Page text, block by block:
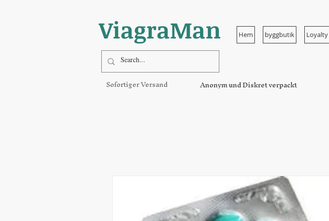
ViagraMan Hem byggbutik Loyalty
Sofortiger Versand Anonym und Diskret verpackt